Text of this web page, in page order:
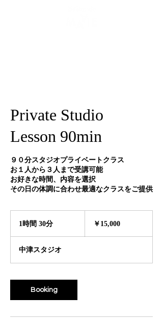
Private Studio
Lesson 90min
９０分スタジオプライベートクラス
お１人から３人まで受講可能
お好きな時間、内容を選択
その日の体調に合わせ最適なクラスをご提供
1時間 30分
0
分
￥15,000
中津スタジオ
Booking